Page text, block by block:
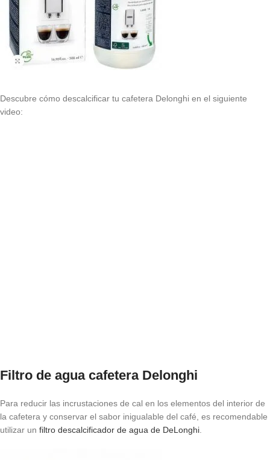
Descubre cómo descalcificar tu cafetera Delonghi en el siguiente
video:
Filtro de agua cafetera Delonghi
Para reducir las incrustaciones de cal en los elementos del interior de
la cafetera y conservar el sabor inigualable del café, es recomendable
utilizar un filtro descalcificador de agua de DeLonghi